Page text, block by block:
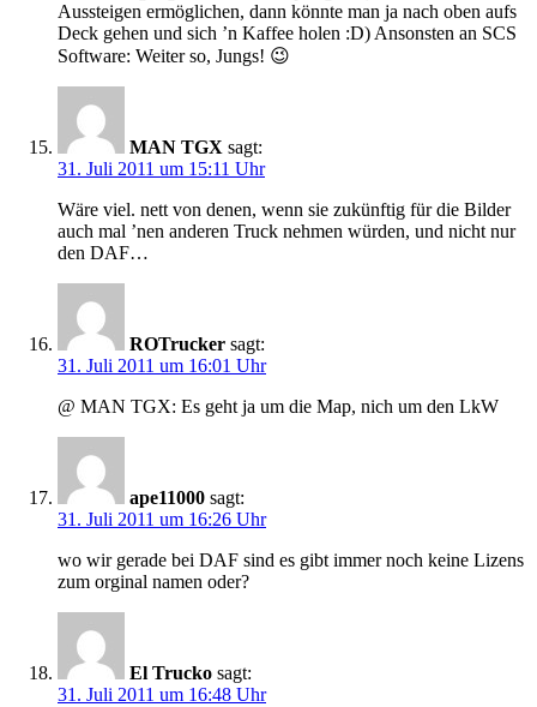
Aussteigen ermöglichen, dann könnte man ja nach oben aufs
Deck gehen und sich ’n Kaffee holen :D) Ansonsten an SCS
Software: Weiter so, Jungs! 😉
MAN TGX sagt:
31. Juli 2011 um 15:11 Uhr
Wäre viel. nett von denen, wenn sie zukünftig für die Bilder
auch mal ’nen anderen Truck nehmen würden, und nicht nur
den DAF…
ROTrucker sagt:
31. Juli 2011 um 16:01 Uhr
@ MAN TGX: Es geht ja um die Map, nich um den LkW
ape11000 sagt:
31. Juli 2011 um 16:26 Uhr
wo wir gerade bei DAF sind es gibt immer noch keine Lizens
zum orginal namen oder?
El Trucko sagt:
31. Juli 2011 um 16:48 Uhr